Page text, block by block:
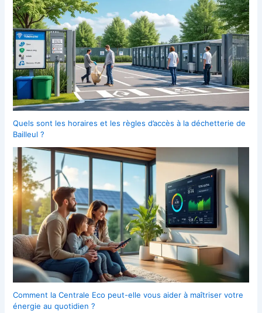
Quels sont les horaires et les règles d’accès à la déchetterie de
Bailleul ?
Comment la Centrale Eco peut-elle vous aider à maîtriser votre
énergie au quotidien ?